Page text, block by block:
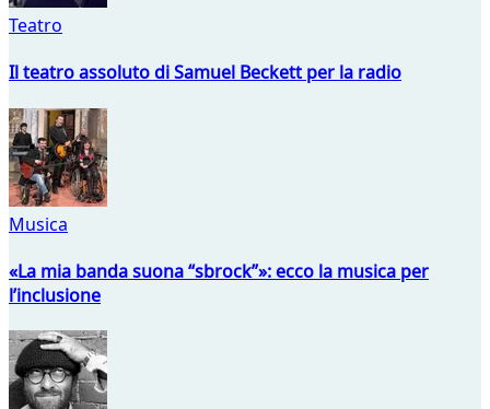
Teatro
Il teatro assoluto di Samuel Beckett per la radio
Musica
«La mia banda suona “sbrock”»: ecco la musica per
l’inclusione